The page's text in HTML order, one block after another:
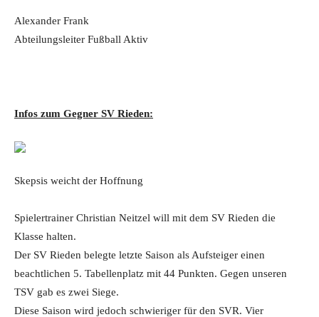
Alexander Frank
Abteilungsleiter Fußball Aktiv
Infos zum Gegner SV Rieden:
Skepsis weicht der Hoffnung
Spielertrainer Christian Neitzel will mit dem SV Rieden die
Klasse halten.
Der SV Rieden belegte letzte Saison als Aufsteiger einen
beachtlichen 5. Tabellenplatz mit 44 Punkten. Gegen unseren
TSV gab es zwei Siege.
Diese Saison wird jedoch schwieriger für den SVR. Vier